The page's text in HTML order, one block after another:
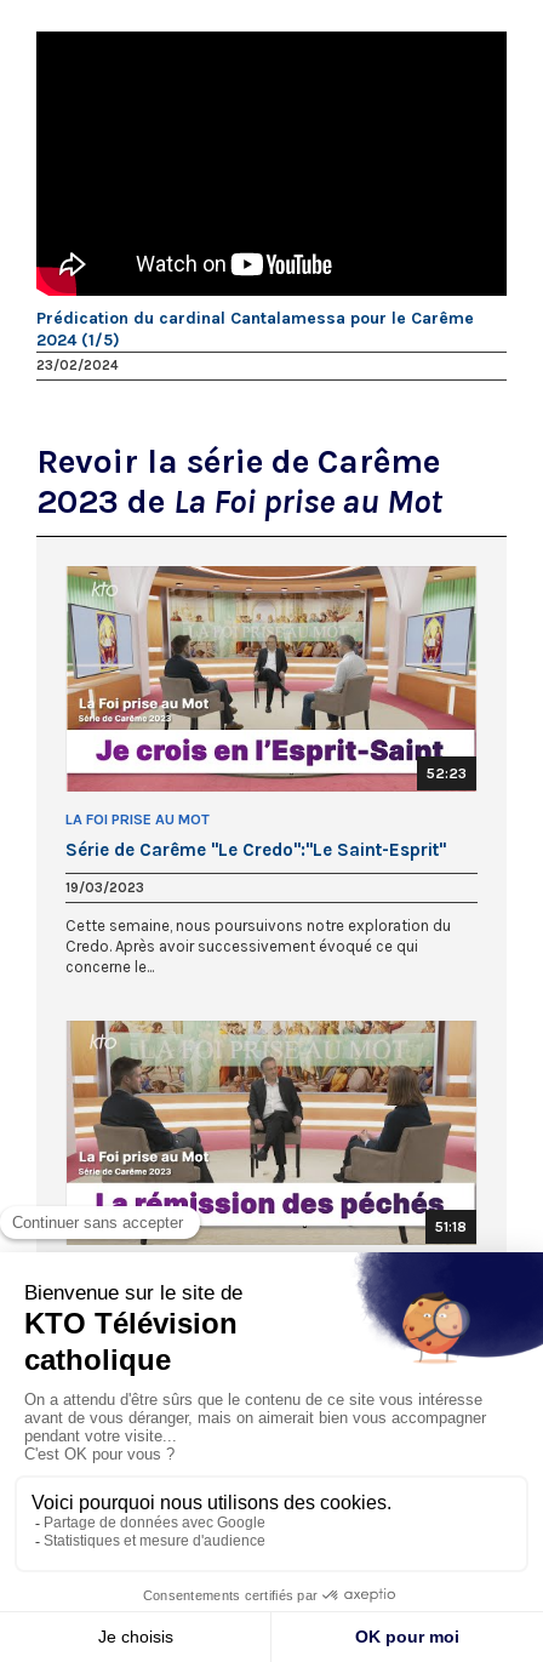
Prédication du cardinal Cantalamessa pour le Carême
2024 (1/5)
23/02/2024
Revoir la série de Carême
2023 de La Foi prise au Mot
52:23
LA FOI PRISE AU MOT
Série de Carême "Le Credo":"Le Saint-Esprit"
19/03/2023
Cette semaine, nous poursuivons notre exploration du
Credo. Après avoir successivement évoqué ce qui
concerne le...
51:18
Série de Carême "Le Credo":"La rémission des
péchés"
02/04/2023
« Comment ce simple rite d’eau peut-il être efficace
devant le poids des péchés ? » Cette semaine, la Foi
prise...